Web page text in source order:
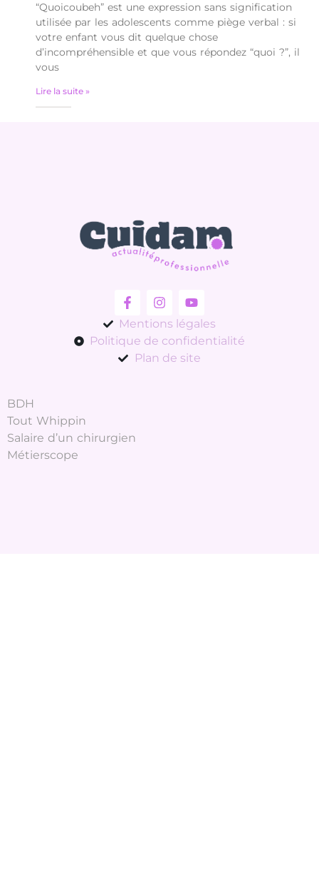
“Quoicoubeh” est une expression sans signification
utilisée par les adolescents comme piège verbal : si
votre enfant vous dit quelque chose
d’incompréhensible et que vous répondez “quoi ?”, il
vous
Lire la suite »
Mentions légales
Politique de confidentialité
Plan de site
BDH
Tout Whippin
Salaire d’un chirurgien
Métierscope